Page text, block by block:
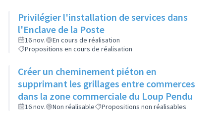
Privilégier l'installation de services dans
l'Enclave de la Poste
16 nov.
En cours de réalisation
Propositions en cours de réalisation
Créer un cheminement piéton en
supprimant les grillages entre commerces
dans la zone commerciale du Loup Pendu
16 nov. Non réalisable Propositions non réalisables